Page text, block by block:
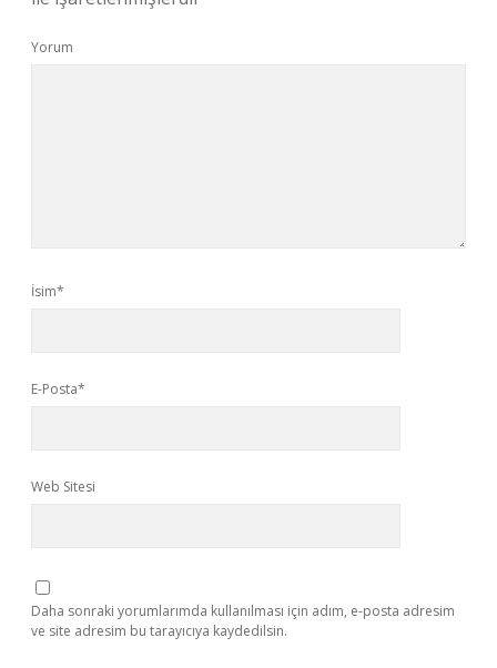
Yorum
İsim*
E-Posta*
Web Sitesi
Daha sonraki yorumlarımda kullanılması için adım, e-posta adresim
ve site adresim bu tarayıcıya kaydedilsin.